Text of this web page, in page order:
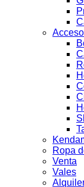
Ropa
Venta
Vales